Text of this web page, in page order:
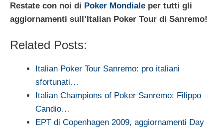
Restate con noi di Poker Mondiale per tutti gli
aggiornamenti sull’Italian Poker Tour di Sanremo!
Related Posts:
Italian Poker Tour Sanremo: pro italiani
sfortunati…
Italian Champions of Poker Sanremo: Filippo
Candio…
EPT di Copenhagen 2009, aggiornamenti Day